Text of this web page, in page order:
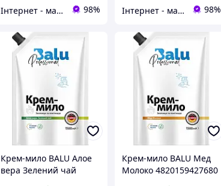
Інтернет - магазин "24x7" 98% Інтернет - магазин "24x7" 98%
Крем-мило BALU Алое
вера Зелений чай
Крем-мило BALU Мед
Молоко 4820159427680